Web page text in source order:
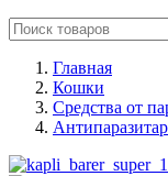
Главная
Кошки
Средства от